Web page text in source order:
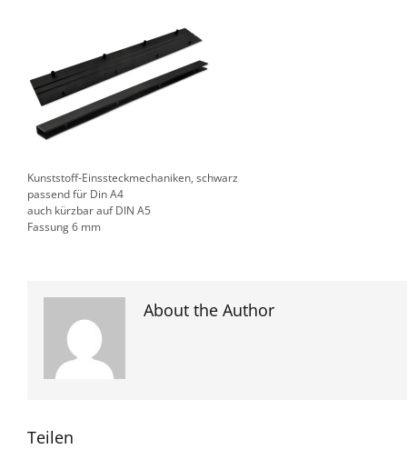
Kunststoff-Einssteckmechaniken, schwarz
passend für Din A4
auch kürzbar auf DIN A5
Fassung 6 mm
About the Author
Teilen